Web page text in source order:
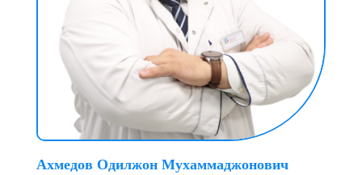
Ахмедов Одилжон Мухаммаджонович